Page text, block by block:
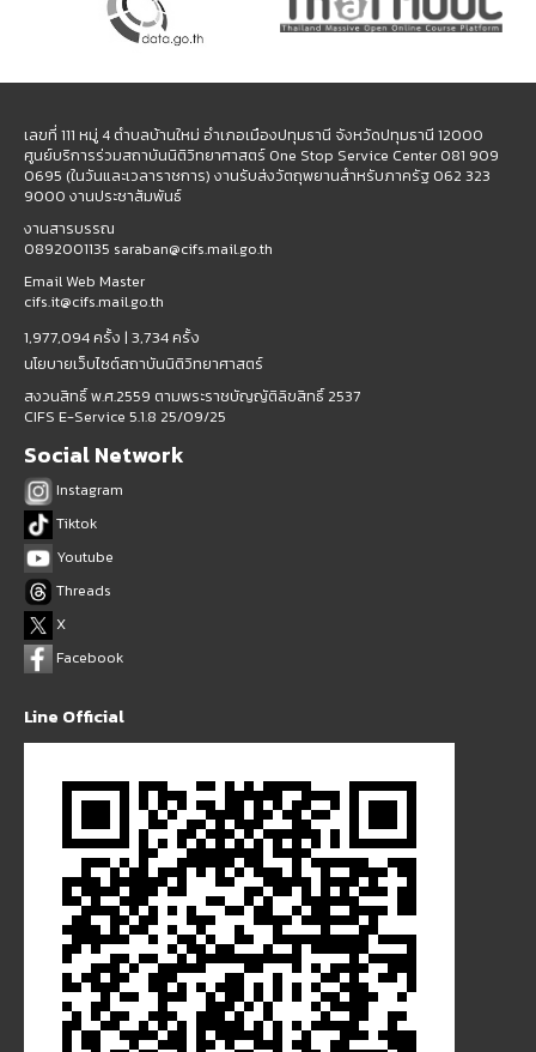
เลขที่ 111 หมู่ 4 ตำบลบ้านใหม่ อำเภอเมืองปทุมธานี จังหวัดปทุมธานี 12000
ศูนย์บริการร่วมสถาบันนิติวิทยาศาสตร์ One Stop Service Center 081 909
0695 (ในวันและเวลาราชการ) งานรับส่งวัตถุพยานสำหรับภาครัฐ 062 323
9000 งานประชาสัมพันธ์
งานสารบรรณ
0892001135 saraban@cifs.mail.go.th
Email Web Master
cifs.it@cifs.mail.go.th
1,977,094 ครั้ง | 3,734 ครั้ง
นโยบายเว็บไซต์สถาบันนิติวิทยาศาสตร์
สงวนสิทธิ์ พ.ศ.2559 ตามพระราชบัญญัติลิขสิทธิ์ 2537
CIFS E-Service 5.1.8 25/09/25
Social Network
Instagram
Tiktok
Youtube
Threads
X
Facebook
Line Official